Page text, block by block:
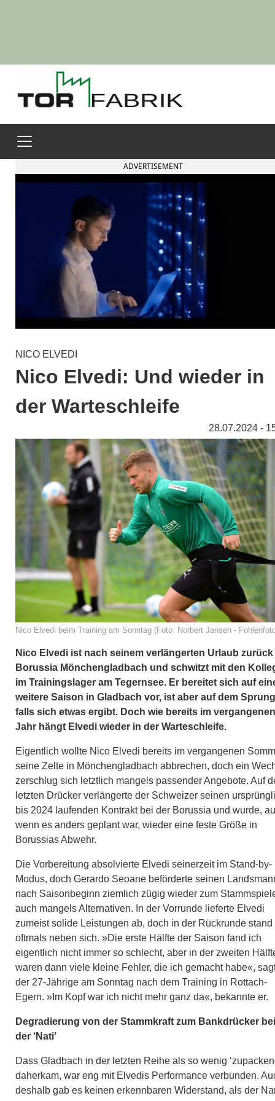
ADVERTISEMENT
NICO ELVEDI
Nico Elvedi: Und wieder in
der Warteschleife
28.07.2024 -
Nico Elvedi beim Training am Sonntag (Foto: Norbert Jansen -
Nico Elvedi ist nach seinem verlängerten Urlaub zurück
Borussia Mönchengladbach und schwitzt mit den
im Trainingslager am Tegernsee. Er bereitet sich auf
weitere Saison in Gladbach vor, ist aber auf dem
falls sich etwas ergibt. Doch wie bereits im vergangenen
Jahr hängt Elvedi wieder in der Warteschleife.
Eigentlich wollte Nico Elvedi bereits im vergangenen
seine Zelte in Mönchengladbach abbrechen, doch ein
zerschlug sich letztlich mangels passender Angebote. Auf
letzten Drücker verlängerte der Schweizer seinen
bis 2024 laufenden Kontrakt bei der Borussia und wurde,
wenn es anders geplant war, wieder eine feste Größe in
Borussias Abwehr.
Die Vorbereitung absolvierte Elvedi seinerzeit im Stand-by-
Modus, doch Gerardo Seoane beförderte seinen
nach Saisonbeginn ziemlich zügig wieder zum
auch mangels Alternativen. In der Vorrunde lieferte Elvedi
zumeist solide Leistungen ab, doch in der Rückrunde stand
oftmals neben sich. »Die erste Hälfte der Saison fand ich
eigentlich nicht immer so schlecht, aber in der zweiten
waren dann viele kleine Fehler, die ich gemacht habe«,
der 27-Jährige am Sonntag nach dem Training in Rottach-
Egern. »Im Kopf war ich nicht mehr ganz da«, bekannte er.
Degradierung von der Stammkraft zum Bankdrücker bei
der ‘Nati’
Dass Gladbach in der letzten Reihe als so wenig
daherkam, war eng mit Elvedis Performance verbunden.
deshalb gab es keinen erkennbaren Widerstand, als der